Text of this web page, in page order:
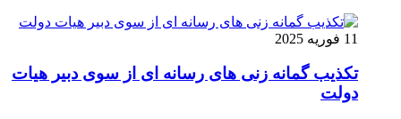
11 فوریه 2025
تکذیب گمانه زنی های رسانه ای از سوی دبیر هیات
دولت